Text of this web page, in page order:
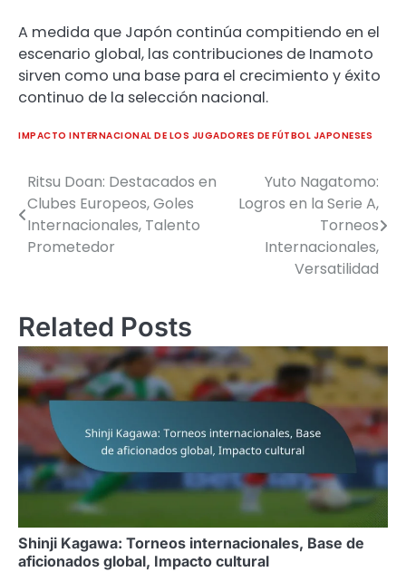
A medida que Japón continúa compitiendo en el
escenario global, las contribuciones de Inamoto
sirven como una base para el crecimiento y éxito
continuo de la selección nacional.
IMPACTO INTERNACIONAL DE LOS JUGADORES DE FÚTBOL JAPONESES
Post
navigation
Ritsu Doan: Destacados en
Clubes Europeos, Goles
Internacionales, Talento
Prometedor
Yuto Nagatomo:
Logros en la Serie A,
Torneos
Internacionales,
Versatilidad
Related Posts
Shinji Kagawa: Torneos internacionales, Base de
aficionados global, Impacto cultural